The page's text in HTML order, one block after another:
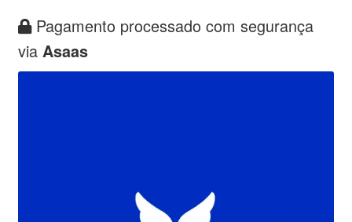
Pagamento processado com segurança
via Asaas